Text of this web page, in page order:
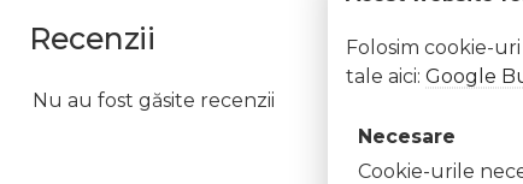
Recenzii
Nu au fost găsite recenzii
Folosim cookie-
tale aici: Google
Necesare
Cookie-urile